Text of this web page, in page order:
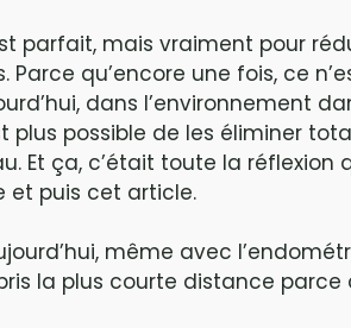
parfait, mais vraiment pour
qu’encore une fois, ce
dans l’environnement
plus possible de les éliminer
Et ça, c’était toute la réflexion
et puis cet article.
même avec
la plus courte distance parce